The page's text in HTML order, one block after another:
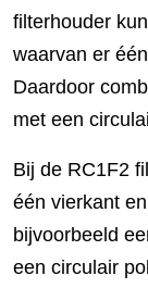
filterhouder
waarvan er
Daardoor
met een
Bij de RC1F2
één vierkant
bijvoorbeeld
een circulair